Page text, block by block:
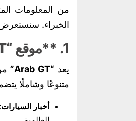
من المعلومات
الخبراء.
1. **موقع “Arab GT”
يعد “Arab GT”
متنوعًا وشاملًا
أخبار السيارات